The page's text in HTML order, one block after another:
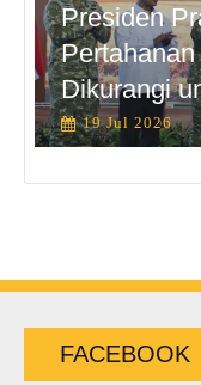
Presiden
Dikurangi
19 Jul 2026
FACEBOOK